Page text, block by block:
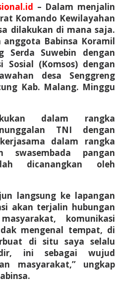
– Dalam menjalin
Komando Kewilayahan
dilakukan di mana saja.
Babinsa Koramil
Serda Suwebin dengan
Sosial (Komsos) dengan
desa Senggreng
Kab. Malang. Minggu
dalam rangka
TNI dengan
dalam rangka
swasembada pangan
dicanangkan oleh
langsung ke lapangan
akan terjalin hubungan
komunikasi
mengenal tempat, di
di situ saya selalu
ini sebagai wujud
masyarakat,” ungkap